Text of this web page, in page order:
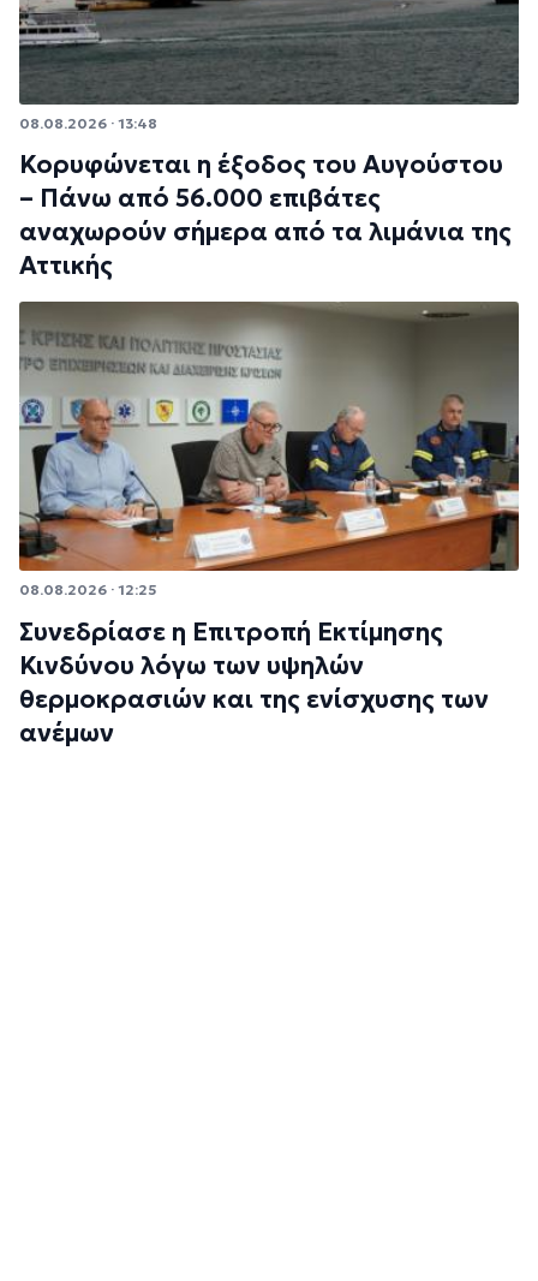
08.08.2026 · 13:48
Κορυφώνεται η έξοδος του Αυγούστου
– Πάνω από 56.000 επιβάτες
αναχωρούν σήμερα από τα λιμάνια της
Αττικής
08.08.2026 · 12:25
Συνεδρίασε η Επιτροπή Εκτίμησης
Κινδύνου λόγω των υψηλών
θερμοκρασιών και της ενίσχυσης των
ανέμων